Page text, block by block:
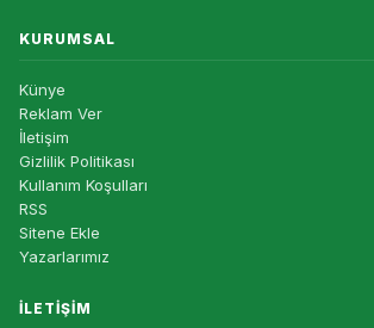
KURUMSAL
Künye
Reklam Ver
İletişim
Gizlilik Politikası
Kullanım Koşulları
RSS
Sitene Ekle
Yazarlarımız
İLETIŞIM